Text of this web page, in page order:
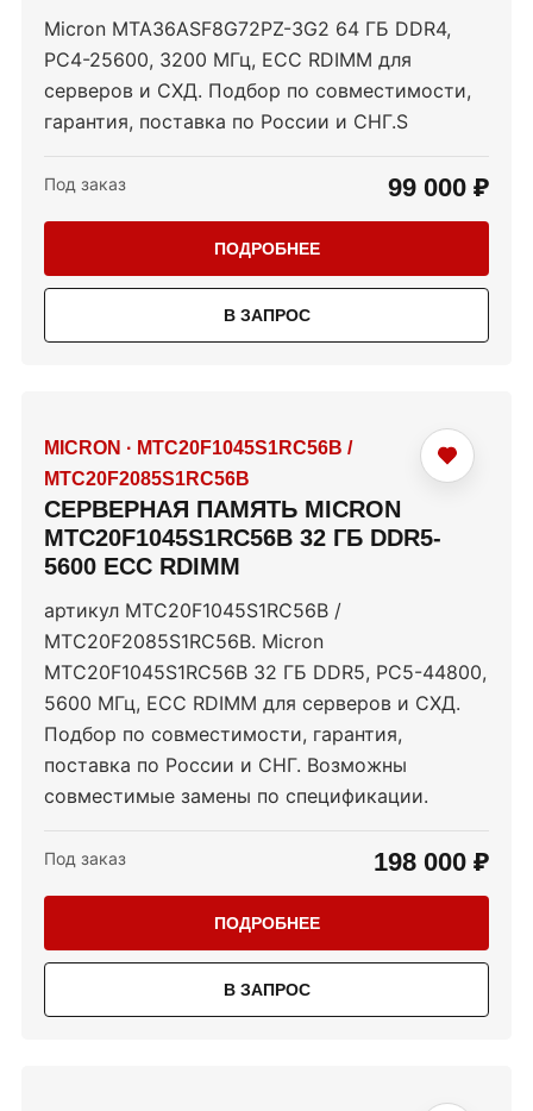
Micron MTA36ASF8G72PZ-3G2 64 ГБ DDR4,
PC4-25600, 3200 МГц, ECC RDIMM для
серверов и СХД. Подбор по совместимости,
гарантия, поставка по России и СНГ.S
Под заказ 99 000 ₽
ПОДРОБНЕЕ
В ЗАПРОС
MICRON · MTC20F1045S1RC56B /
MTC20F2085S1RC56B
СЕРВЕРНАЯ ПАМЯТЬ MICRON
MTC20F1045S1RC56B 32 ГБ DDR5-
5600 ECC RDIMM
артикул MTC20F1045S1RC56B /
MTC20F2085S1RC56B. Micron
MTC20F1045S1RC56B 32 ГБ DDR5, PC5-44800,
5600 МГц, ECC RDIMM для серверов и СХД.
Подбор по совместимости, гарантия,
поставка по России и СНГ. Возможны
совместимые замены по спецификации.
Под заказ 198 000 ₽
ПОДРОБНЕЕ
В ЗАПРОС